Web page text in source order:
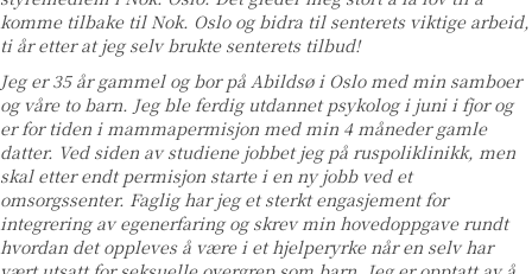
komme tilbake til Nok. Oslo og bidra til senterets viktige arbeid,
ti år etter at jeg selv brukte senterets tilbud!
Jeg er 35 år gammel og bor på Abildsø i Oslo med min samboer
og våre to barn. Jeg ble ferdig utdannet psykolog i juni i fjor og
er for tiden i mammapermisjon med min 4 måneder gamle
datter. Ved siden av studiene jobbet jeg på ruspoliklinikk, men
skal etter endt permisjon starte i en ny jobb ved et
omsorgssenter. Faglig har jeg et sterkt engasjement for
integrering av egenerfaring og skrev min hovedoppgave rundt
hvordan det oppleves å være i et hjelperyrke når en selv har